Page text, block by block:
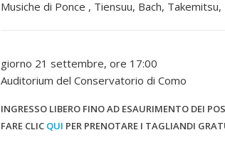
Musiche di Ponce , Tiensuu, Bach,
giorno 21 settembre, ore 17:00
Auditorium del Conservatorio di Como
INGRESSO LIBERO FINO AD ESAURIMENTO DEI
FARE CLIC QUI PER PRENOTARE I TAGLIANDI